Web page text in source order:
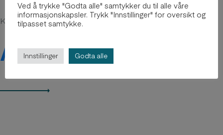
Kanskje du er interessert i
Arkiv 2012-2018
Ved å trykke "Godta alle" samtykker du til alle våre
informasjonskapsler. Trykk "Innstillinger" for oversikt og
tilpasset samtykke.
Innstillinger Godta alle